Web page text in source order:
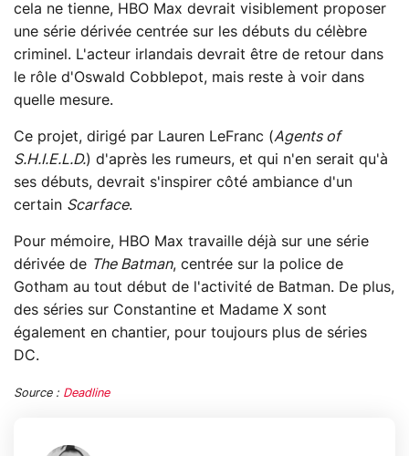
cela ne tienne, HBO Max devrait visiblement proposer
une série dérivée centrée sur les débuts du célèbre
criminel. L'acteur irlandais devrait être de retour dans
le rôle d'Oswald Cobblepot, mais reste à voir dans
quelle mesure.
Ce projet, dirigé par Lauren LeFranc (Agents of
S.H.I.E.L.D.) d'après les rumeurs, et qui n'en serait qu'à
ses débuts, devrait s'inspirer côté ambiance d'un
certain Scarface.
Pour mémoire, HBO Max travaille déjà sur une série
dérivée de The Batman, centrée sur la police de
Gotham au tout début de l'activité de Batman. De plus,
des séries sur Constantine et Madame X sont
également en chantier, pour toujours plus de séries
DC.
Source : Deadline